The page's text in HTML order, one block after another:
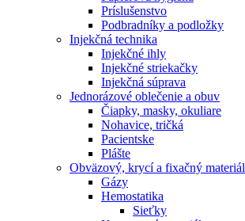
Príslušenstvo
Podbradníky a podložky
Injekčná technika
Injekčné ihly
Injekčné striekačky
Injekčná súprava
Jednorázové oblečenie a obuv
Čiapky, masky, okuliare
Nohavice, tričká
Pacientske
Plášte
Obväzový, krycí a fixačný materiál
Gázy
Hemostatika
Sieťky